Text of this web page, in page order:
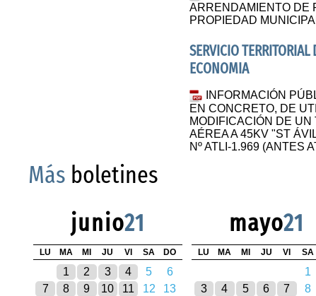
ARRENDAMIENTO DE
PROPIEDAD
SERVICIO
ECONOMIA
INFORMACIÓN
EN CONCRETO, DE
MODIFICACIÓN DE
AÉREA A 45KV "ST
Nº ATLI-1.969 (ANTES
Más boletines
junio21
LU MA MI JU VI SA DO
1 2 3 4 5
6
7
8 9 10 11 12
13
mayo21
LU MA MI JU VI SA
1
3
4 5 6 7 8